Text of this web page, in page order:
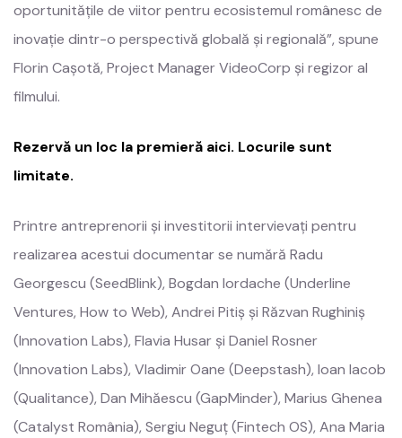
oportunitățile de viitor pentru ecosistemul românesc de
inovație dintr-o perspectivă globală și regională”, spune
Florin Cașotă, Project Manager VideoCorp și regizor al
filmului.
Rezervă un loc la premieră aici. Locurile sunt
limitate.
Printre antreprenorii și investitorii intervievați pentru
realizarea acestui documentar se numără Radu
Georgescu (SeedBlink), Bogdan Iordache (Underline
Ventures, How to Web), Andrei Pitiș și Răzvan Rughiniș
(Innovation Labs), Flavia Husar și Daniel Rosner
(Innovation Labs), Vladimir Oane (Deepstash), Ioan Iacob
(Qualitance), Dan Mihăescu (GapMinder), Marius Ghenea
(Catalyst România), Sergiu Neguț (Fintech OS), Ana Maria